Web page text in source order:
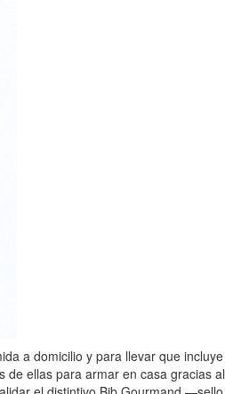
a domicilio y para llevar que
ellas para armar en casa gracias